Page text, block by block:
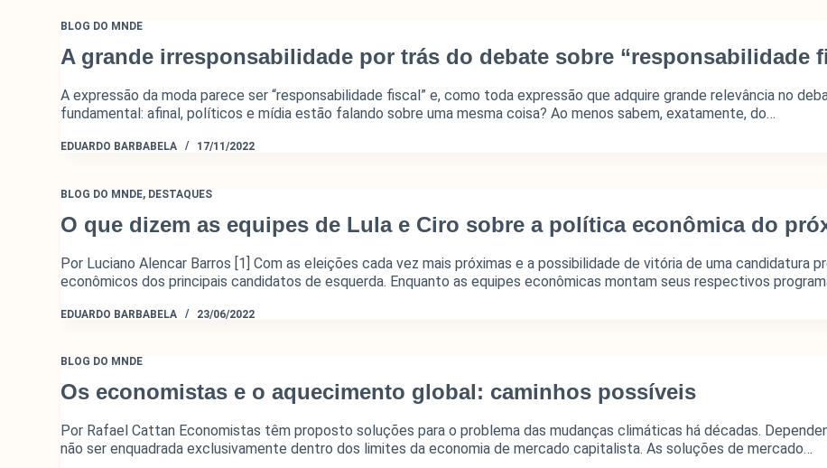
BLOG DO MNDE
A grande irresponsabilidade por trás do debate sobre “responsabilidade
A expressão da moda parece ser “responsabilidade fiscal” e, como toda expressão que adquire grande relevância no
fundamental: afinal, políticos e mídia estão falando sobre uma mesma coisa? Ao menos sabem, exatamente, do…
EDUARDO BARBABELA 17/11/2022
BLOG DO MNDE, DESTAQUES
O que dizem as equipes de Lula e Ciro sobre a política econômica do
Por Luciano Alencar Barros [1] Com as eleições cada vez mais próximas e a possibilidade de vitória de uma candidatura
econômicos dos principais candidatos de esquerda. Enquanto as equipes econômicas montam seus respectivos
EDUARDO BARBABELA 23/06/2022
BLOG DO MNDE
Os economistas e o aquecimento global: caminhos possíveis
Por Rafael Cattan Economistas têm proposto soluções para o problema das mudanças climáticas há décadas.
não ser enquadrada exclusivamente dentro dos limites da economia de mercado capitalista. As soluções de mercado…